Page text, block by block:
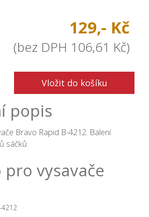
129,- Kč
(bez DPH 106,61 Kč)
Vložit do košíku
popis
Bravo Rapid B-4212. Balení
sáčků.
pro vysavače
4212